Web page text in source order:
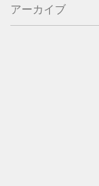
アーカイブ